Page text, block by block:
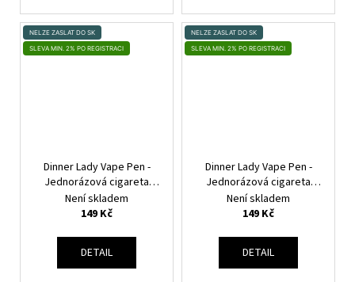
NELZE ZASLAT DO SK
SLEVA MIN. 2% PO REGISTRACI
Dinner Lady Vape Pen -
Jednorázová cigareta
(Bubblegum Ice) 20mg
Není skladem
149 Kč
DETAIL
NELZE ZASLAT DO SK
SLEVA MIN. 2% PO REGISTRACI
Dinner Lady Vape Pen -
Jednorázová cigareta
(Blue Menthol) 20mg
Není skladem
149 Kč
DETAIL